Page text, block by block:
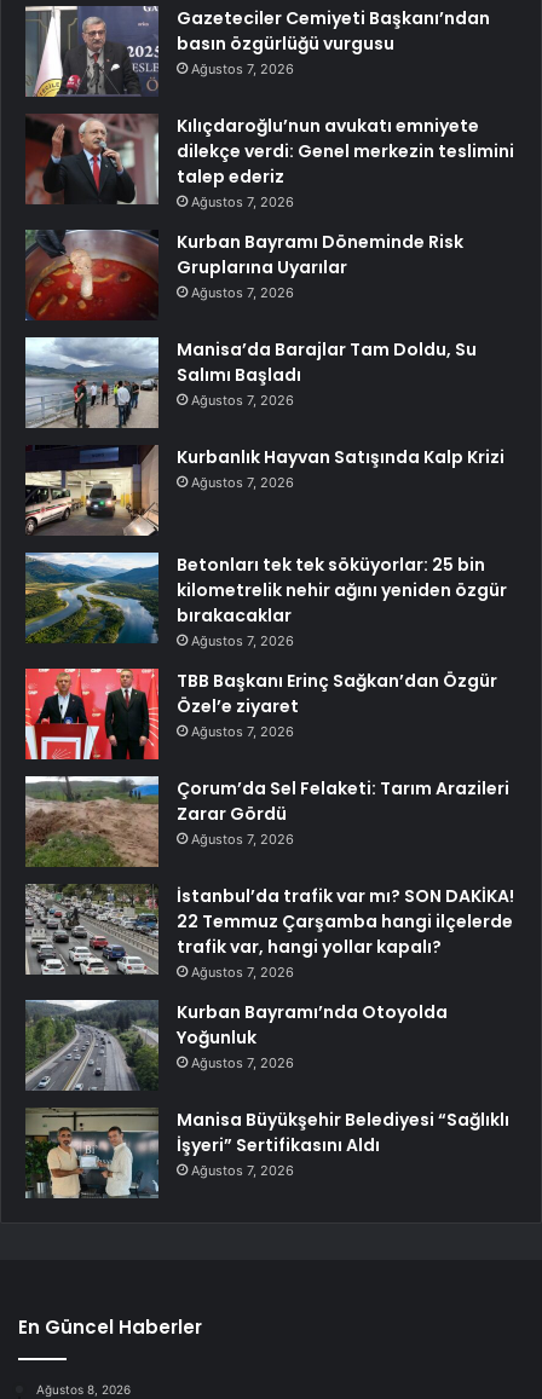
Gazeteciler Cemiyeti Başkanı’ndan
basın özgürlüğü vurgusu
Ağustos 7, 2026
Kılıçdaroğlu’nun avukatı emniyete
dilekçe verdi: Genel merkezin teslimini
talep ederiz
Ağustos 7, 2026
Kurban Bayramı Döneminde Risk
Gruplarına Uyarılar
Ağustos 7, 2026
Manisa’da Barajlar Tam Doldu, Su
Salımı Başladı
Ağustos 7, 2026
Kurbanlık Hayvan Satışında Kalp Krizi
Ağustos 7, 2026
Betonları tek tek söküyorlar: 25 bin
kilometrelik nehir ağını yeniden özgür
bırakacaklar
Ağustos 7, 2026
TBB Başkanı Erinç Sağkan’dan Özgür
Özel’e ziyaret
Ağustos 7, 2026
Çorum’da Sel Felaketi: Tarım Arazileri
Zarar Gördü
Ağustos 7, 2026
İstanbul’da trafik var mı? SON DAKİKA!
22 Temmuz Çarşamba hangi ilçelerde
trafik var, hangi yollar kapalı?
Ağustos 7, 2026
Kurban Bayramı’nda Otoyolda
Yoğunluk
Ağustos 7, 2026
Manisa Büyükşehir Belediyesi “Sağlıklı
İşyeri” Sertifikasını Aldı
Ağustos 7, 2026
En Güncel Haberler
Ağustos 8, 2026